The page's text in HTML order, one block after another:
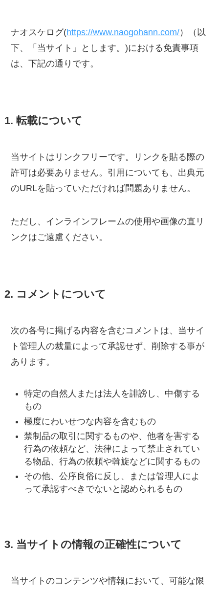
ナオスケログ(https://www.naogohann.com/）（以
下、「当サイト」とします。)における免責事項
は、下記の通りです。
1. 転載について
当サイトはリンクフリーです。リンクを貼る際の
許可は必要ありません。引用についても、出典元
のURLを貼っていただければ問題ありません。
ただし、インラインフレームの使用や画像の直リ
ンクはご遠慮ください。
2. コメントについて
次の各号に掲げる内容を含むコメントは、当サイ
ト管理人の裁量によって承認せず、削除する事が
あります。
特定の自然人または法人を誹謗し、中傷する
もの
極度にわいせつな内容を含むもの
禁制品の取引に関するものや、他者を害する
行為の依頼など、法律によって禁止されてい
る物品、行為の依頼や斡旋などに関するもの
その他、公序良俗に反し、または管理人によ
って承認すべきでないと認められるもの
3. 当サイトの情報の正確性について
当サイトのコンテンツや情報において、可能な限